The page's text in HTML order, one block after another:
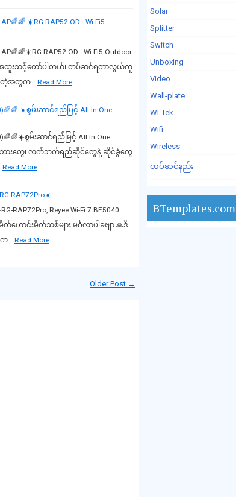
☀️RG-RAP52-OD - Wi-Fi5
RAP52-OD - Wi-Fi5 Outdoor
အထူးသင့်တော်ပါတယ်၊ တပ်ဆင်ရတာလွယ်ကူ
င်တဲ့အတွက…
Read More
☀️စွမ်းဆာင်ရည်မြင့် All In One
စွမ်းဆာင်ရည်မြင့် All In One
ေ ၊ ဘားတွေ၊ လက်ဘက်ရည်ဆိုင်တွေနဲ့ ဆိုင်ခွဲတွေ
Read More
RAP72Pro☀️
Reyee Wi-Fi 7 BE5040
တ်ဟောင်းမိတ်သစ်များ မင်္ဂလာပါခဗျာ 🙏ဒီ
…
Read More
Older Post →
Solar
Splitter
Switch
Unboxing
Video
Wall-plate
WI-Tek
Wifi
Wireless
တပ်ဆင်နည်း
BTemplates.com